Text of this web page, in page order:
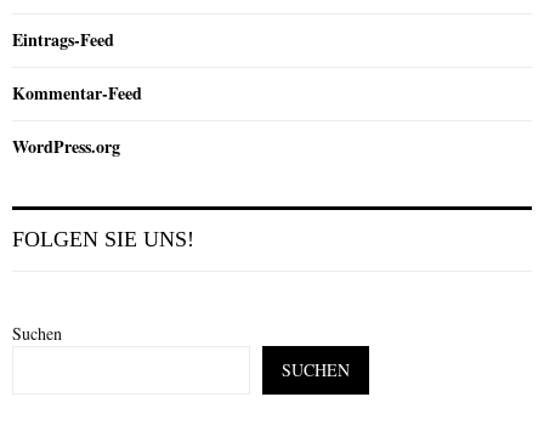
Eintrags-Feed
Kommentar-Feed
WordPress.org
FOLGEN SIE UNS!
Suchen
SUCHEN